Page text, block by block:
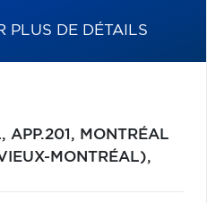
PLUS DE DÉTAILS
APP.201, MONTRÉAL
MONTRÉAL),